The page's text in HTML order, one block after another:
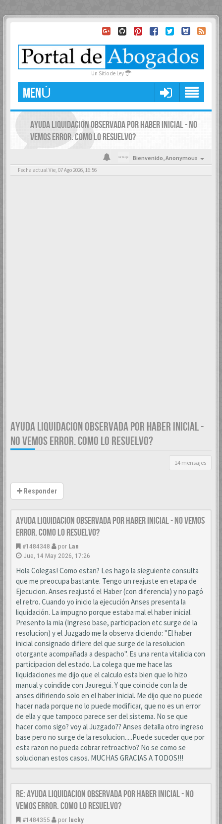
Un Sitio de Ley
MENÚ
AYUDA LIQUIDACION OBSERVADA POR HABER INICIAL - NO
VEMOS ERROR. COMO LO RESUELVO?
Bienvenido,Anonymous
Fecha actual Vie, 07 Ago 2026, 16:56
AYUDA LIQUIDACION OBSERVADA POR HABER INICIAL -
NO VEMOS ERROR. COMO LO RESUELVO?
14 mensajes
Responder
AYUDA LIQUIDACION OBSERVADA POR HABER INICIAL - NO VEMOS
ERROR. COMO LO RESUELVO?
#1484348 por Lan
Jue, 14 May 2026, 17:26
Hola Colegas! Como estan? Les hago la sieguiente consulta
que me preocupa bastante. Tengo un reajuste en etapa de
Ejecucion. Anses reajustó el Haber (con diferencia) y no pagó
el retro. Cuando yo inicio la ejecución Anses presenta la
liquidación. La impugno porque estaba mal el haber inicial.
Presento la mia (Ingreso base, participacion etc surge de la
resolucion) y el Juzgado me la observa diciendo: "El haber
inicial consignado difiere del que surge de la resolucion
otorgante acompañada a despacho". Es una renta vitalicia con
participacion del estado. La colega que me hace las
liquidaciones me dijo que el calculo esta bien que lo hizo
manual y coindide con Jauregui. Y que coincide con la de
anses difiriendo solo en el haber inicial. Me dijo que no puede
hacer nada porque no lo puede modificar, que no es un error
de ella y que tampoco parece ser del sistema. No se que
hacer como sigo? voy al Juzgado?? Anses detalla otro ingreso
base pero no surge de la resolucion.....Puede suceder que por
esta razon no pueda cobrar retroactivo? No se como se
solucionan estos casos. MUCHAS GRACIAS A TODOS!!!
Re: AYUDA LIQUIDACION OBSERVADA POR HABER INICIAL - NO
VEMOS ERROR. COMO LO RESUELVO?
#1484355 por lucky